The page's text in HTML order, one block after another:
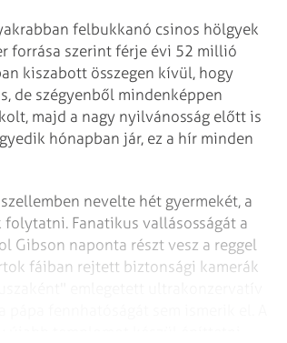
felbukkanó csinos hölgyek
forrása szerint férje évi 52 millió
kiszabott összegen kívül, hogy
de szégyenből mindenképpen
majd a nagy nyilvánosság előtt is
hónapban jár, ez a hír minden
nevelte hét gyermekét, a
Fanatikus vallásosságát a
Gibson naponta részt vesz a reggel
fáiban rejtett biztonsági kamerák